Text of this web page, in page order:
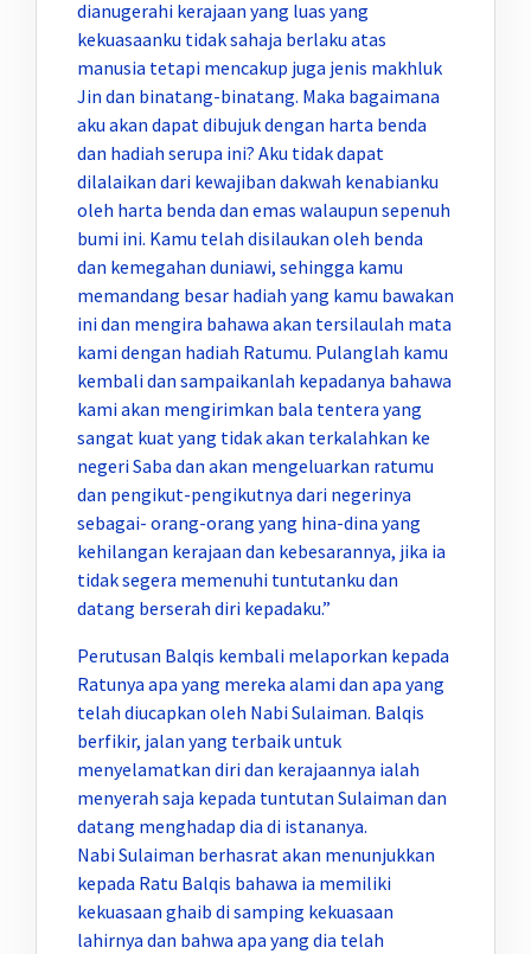
dianugerahi kerajaan yang luas yang
kekuasaanku tidak sahaja berlaku atas
manusia tetapi mencakup juga jenis makhluk
Jin dan binatang-binatang. Maka bagaimana
aku akan dapat dibujuk dengan harta benda
dan hadiah serupa ini? Aku tidak dapat
dilalaikan dari kewajiban dakwah kenabianku
oleh harta benda dan emas walaupun sepenuh
bumi ini. Kamu telah disilaukan oleh benda
dan kemegahan duniawi, sehingga kamu
memandang besar hadiah yang kamu bawakan
ini dan mengira bahawa akan tersilaulah mata
kami dengan hadiah Ratumu. Pulanglah kamu
kembali dan sampaikanlah kepadanya bahawa
kami akan mengirimkan bala tentera yang
sangat kuat yang tidak akan terkalahkan ke
negeri Saba dan akan mengeluarkan ratumu
dan pengikut-pengikutnya dari negerinya
sebagai- orang-orang yang hina-dina yang
kehilangan kerajaan dan kebesarannya, jika ia
tidak segera memenuhi tuntutanku dan
datang berserah diri kepadaku.”
Perutusan Balqis kembali melaporkan kepada
Ratunya apa yang mereka alami dan apa yang
telah diucapkan oleh Nabi Sulaiman. Balqis
berfikir, jalan yang terbaik untuk
menyelamatkan diri dan kerajaannya ialah
menyerah saja kepada tuntutan Sulaiman dan
datang menghadap dia di istananya.
Nabi Sulaiman berhasrat akan menunjukkan
kepada Ratu Balqis bahawa ia memiliki
kekuasaan ghaib di samping kekuasaan
lahirnya dan bahwa apa yang dia telah